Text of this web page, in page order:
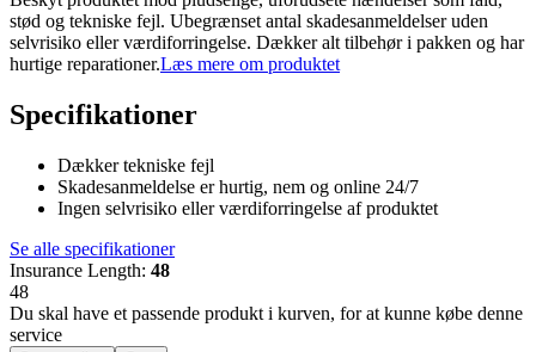
stød og tekniske fejl. Ubegrænset antal skadesanmeldelser uden
selvrisiko eller værdiforringelse. Dækker alt tilbehør i pakken og har
hurtige reparationer.Læs mere om produktet
Specifikationer
Dækker tekniske fejl
Skadesanmeldelse er hurtig, nem og online 24/7
Ingen selvrisiko eller værdiforringelse af produktet
Se alle specifikationer
Insurance Length: 48
48
Du skal have et passende produkt i kurven, for at kunne købe denne
service